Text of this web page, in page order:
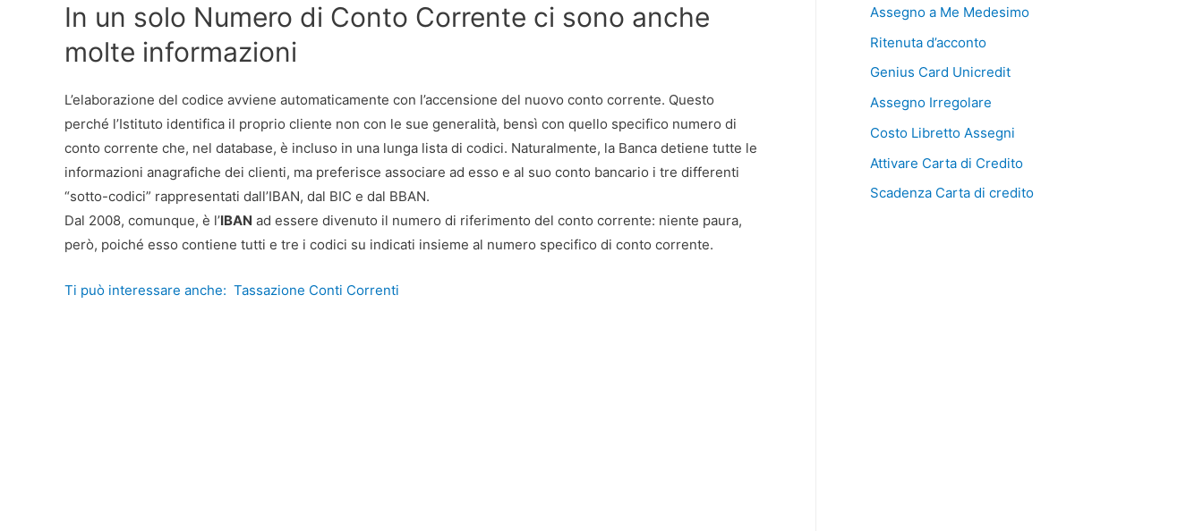
In un solo Numero di Conto Corrente ci sono anche
molte informazioni
L’elaborazione del codice avviene automaticamente con l’accensione del nuovo conto corrente. Questo
perché l’Istituto identifica il proprio cliente non con le sue generalità, bensì con quello specifico numero di
conto corrente che, nel database, è incluso in una lunga lista di codici. Naturalmente, la Banca detiene tutte le
informazioni anagrafiche dei clienti, ma preferisce associare ad esso e al suo conto bancario i tre differenti
“sotto-codici” rappresentati dall’IBAN, dal BIC e dal BBAN.
Dal 2008, comunque, è l’IBAN ad essere divenuto il numero di riferimento del conto corrente: niente paura,
però, poiché esso contiene tutti e tre i codici su indicati insieme al numero specifico di conto corrente.
Ti può interessare anche: Tassazione Conti Correnti
Assegno a Me Medesimo
Ritenuta d’acconto
Genius Card Unicredit
Assegno Irregolare
Costo Libretto Assegni
Attivare Carta di Credito
Scadenza Carta di credito